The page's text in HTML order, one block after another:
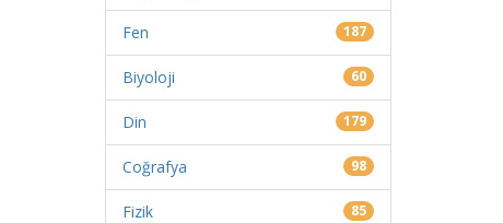
Fen 187
Biyoloji 60
Din 179
Coğrafya 98
Fizik 85